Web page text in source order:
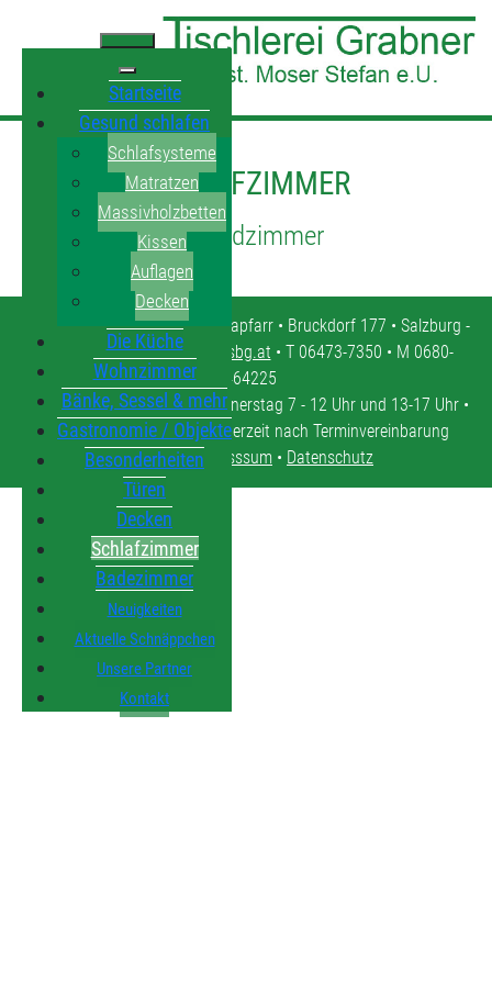
Startseite
Gesund schlafen
Schlafsysteme
Matratzen
Massivholzbetten
Kissen
Auflagen
Decken
Die Küche
Wohnzimmer
Bänke, Sessel & mehr
Gastronomie / Objekte
Besonderheiten
Türen
Decken
Schlafzimmer
Badezimmer
Neuigkeiten
Aktuelle Schnäppchen
Unsere Partner
Kontakt
SCHLAFZIMMER
Jugendzimmer
Tischlerei Grabner • 5571 Mariapfarr • Bruckdorf 177 • Salzburg -
Lungau • tischlerei.moser@sbg.at • T 06473-7350 • M 0680-
4464225
Öffnungszeiten: Montag - Donnerstag 7 - 12 Uhr und 13-17 Uhr •
Freitag 7 - 12 Uhr • oder jederzeit nach Terminvereinbarung
Kontakt•Impresssum • Datenschutz